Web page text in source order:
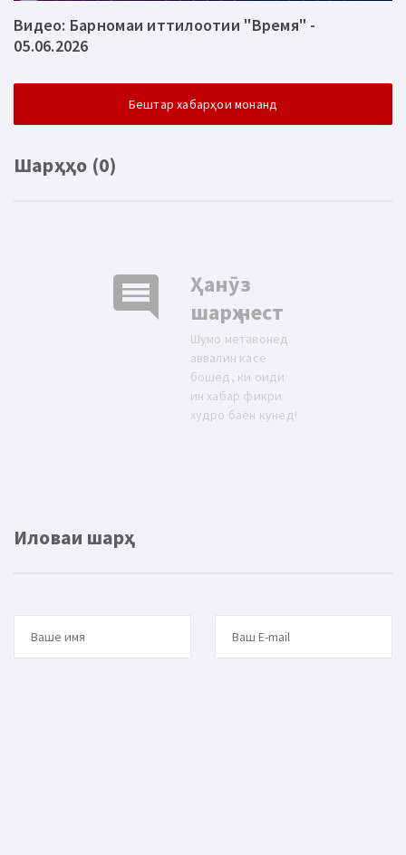
Видео: Барномаи иттилоотии "Время" -
05.06.2026
Бештар хабарҳои монанд
Шарҳҳо (0)
comment
Ҳанӯз
шарҳ нест
Шумо метавонед
аввалин касе
бошед, ки оиди
ин хабар фикри
худро баён кунед!
Иловаи шарҳ